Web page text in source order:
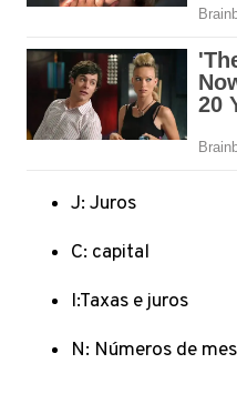
J: Juros
C: capital
I:Taxas e juros
N: Números de